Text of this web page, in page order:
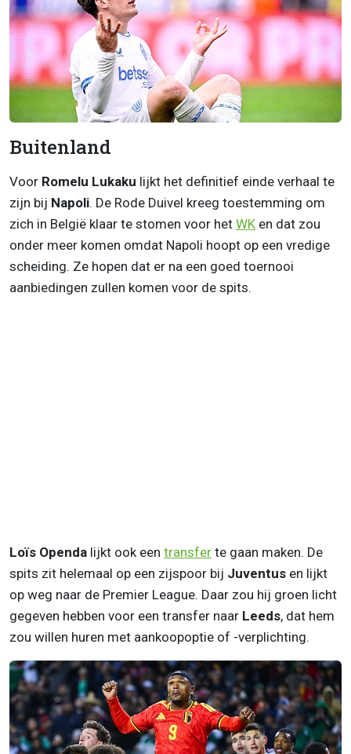
Buitenland
Voor Romelu Lukaku lijkt het definitief einde verhaal te
zijn bij Napoli. De Rode Duivel kreeg toestemming om
zich in België klaar te stomen voor het WK en dat zou
onder meer komen omdat Napoli hoopt op een vredige
scheiding. Ze hopen dat er na een goed toernooi
aanbiedingen zullen komen voor de spits.
Loïs Openda lijkt ook een transfer te gaan maken. De
spits zit helemaal op een zijspoor bij Juventus en lijkt
op weg naar de Premier League. Daar zou hij groen licht
gegeven hebben voor een transfer naar Leeds, dat hem
zou willen huren met aankoopoptie of -verplichting.